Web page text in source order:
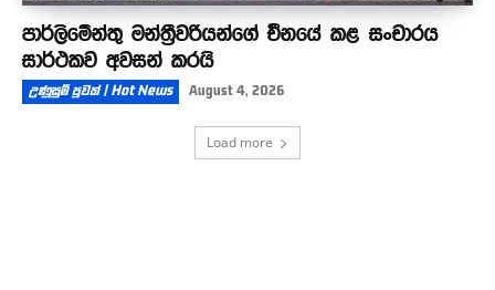
පාර්ලිමේන්තු මන්ත්‍රීවරියන්ගේ චීනයේ කළ සංචාරය
සාර්ථකව අවසන් කරයි
උණුසුම් පුවත් | Hot News August 4, 2026
Load more